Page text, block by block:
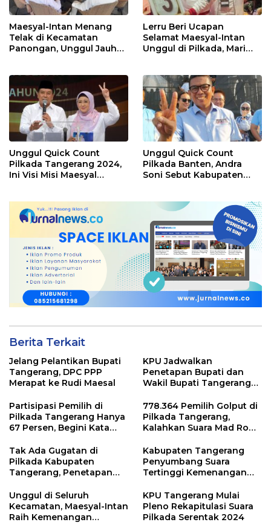
Maesyal-Intan Menang
Telak di Kecamatan
Panongan, Unggul Jauh
Lerru Beri Ucapan
Selamat Maesyal-Intan
Unggul di Pilkada, Mari
Unggul Quick Count
Pilkada Tangerang 2024,
Ini Visi Misi Maesyal
Unggul Quick Count
Pilkada Banten, Andra
Soni Sebut Kabupaten
Berita Terkait
Jelang Pelantikan Bupati
Tangerang, DPC PPP
Merapat ke Rudi Maesal
KPU Jadwalkan
Penetapan Bupati dan
Wakil Bupati Tangerang
Partisipasi Pemilih di
Pilkada Tangerang Hanya
67 Persen, Begini Kata
778.364 Pemilih Golput di
Pilkada Tangerang,
Kalahkan Suara Mad Romli
Tak Ada Gugatan di
Pilkada Kabupaten
Tangerang, Penetapan
Keputusan MK
Kabupaten Tangerang
Penyumbang Suara
Tertinggi Kemenangan
Banten
Unggul di Seluruh
Kecamatan, Maesyal-Intan
Raih Kemenangan
KPU Tangerang Mulai
Pleno Rekapitulasi Suara
Pilkada Serentak 2024